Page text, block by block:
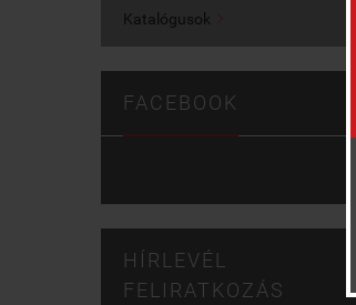
Katalógusok
FACEBOOK
HÍRLEVÉL
FELIRATKOZÁS